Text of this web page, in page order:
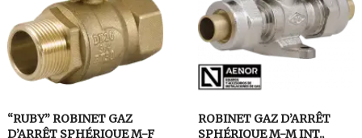
“RUBY” ROBINET GAZ
D’ARRÊT SPHÉRIQUE M-F
ROBINET GAZ D’ARRÊT
SPHÉRIQUE M-M INT.,